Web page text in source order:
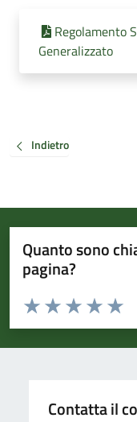
Regolamento
Generalizzato
Indietro
Quanto sono
pagina?
Valuta da 1 a 5 stelle la
Valuta 4
Valuta 3
Valuta 2 stelle
Valuta 1 stelle su 5
Contatta il